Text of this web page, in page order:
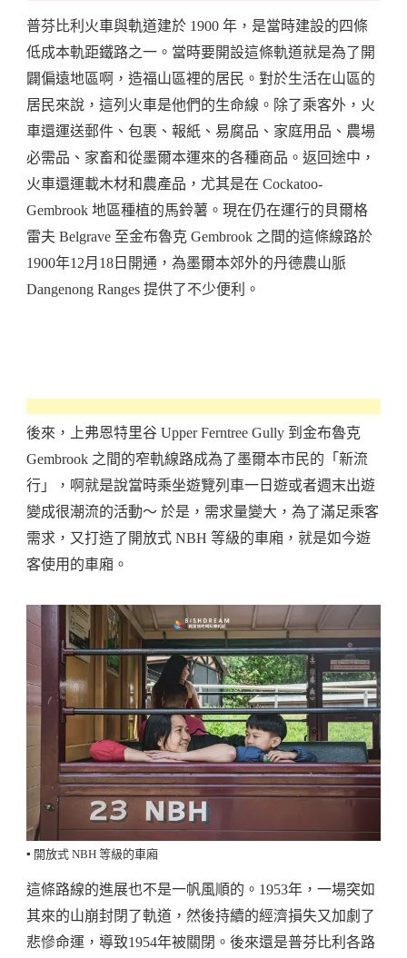
普芬比利火車與軌道建於 1900 年，是當時建設的四條
低成本軌距鐵路之一。當時要開設這條軌道就是為了開
闢偏遠地區啊，造福山區裡的居民。對於生活在山區的
居民來說，這列火車是他們的生命線。除了乘客外，火
車還運送郵件、包裹、報紙、易腐品、家庭用品、農場
必需品、家畜和從墨爾本運來的各種商品。返回途中，
火車還運載木材和農產品，尤其是在 Cockatoo-
Gembrook 地區種植的馬鈴薯。現在仍在運行的貝爾格
雷夫 Belgrave 至金布魯克 Gembrook 之間的這條線路於
1900年12月18日開通，為墨爾本郊外的丹德農山脈
Dangenong Ranges 提供了不少便利。
後來，上弗恩特里谷 Upper Ferntree Gully 到金布魯克
Gembrook 之間的窄軌線路成為了墨爾本市民的「新流
行」，啊就是說當時乘坐遊覽列車一日遊或者週末出遊
變成很潮流的活動～ 於是，需求量變大，為了滿足乘客
需求，又打造了開放式 NBH 等級的車廂，就是如今遊
客使用的車廂。
▪️ 開放式 NBH 等級的車廂
這條路線的進展也不是一帆風順的。1953年，一場突如
其來的山崩封閉了軌道，然後持續的經濟損失又加劇了
悲慘命運，導致1954年被關閉。後來還是普芬比利各路